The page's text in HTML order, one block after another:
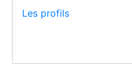
Les profils